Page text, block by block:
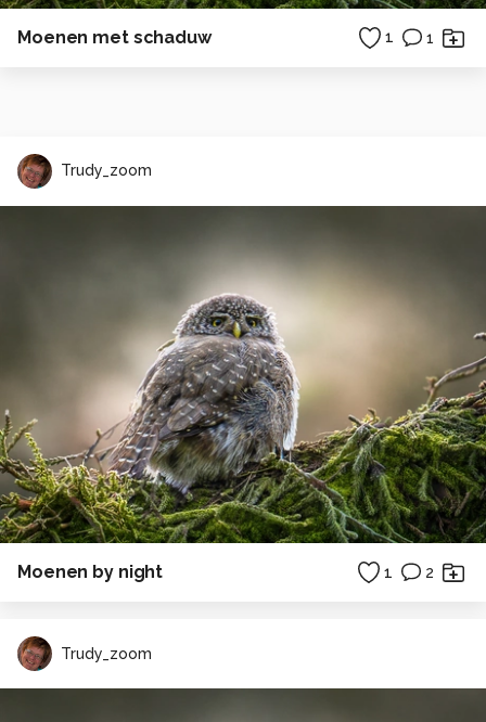
Moenen met schaduw 1 1
Trudy_zoom
Moenen by night 1 2
Trudy_zoom